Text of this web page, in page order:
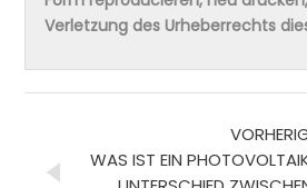
Verletzung des Urheberrechts
WAS IST EIN